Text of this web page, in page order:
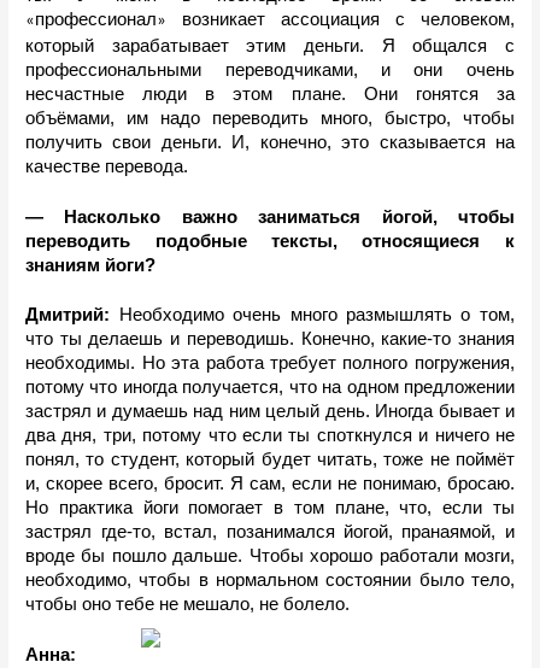
«профессионал»
возникает ассоциация с человеком,
который зарабатывает этим деньги. Я общался с
профессиональными переводчиками, и они очень
несчастные люди в этом плане. Они гонятся за
объёмами, им надо переводить много, быстро, чтобы
получить свои деньги. И, конечно, это сказывается на
качестве перевода.
— Насколько важно заниматься йогой, чтобы
переводить подобные тексты, относящиеся к
знаниям йоги?
Дмитрий:
Необходимо очень много размышлять о том,
что ты делаешь и переводишь. Конечно, какие-то знания
необходимы. Но эта работа требует полного погружения,
потому что иногда получается, что на одном предложении
застрял и думаешь над ним целый день. Иногда бывает и
два дня, три, потому что если ты споткнулся и ничего не
понял, то студент, который будет читать, тоже не поймёт
и, скорее всего, бросит. Я сам, если не понимаю, бросаю.
Но практика йоги помогает в том плане, что, если ты
застрял где-то, встал, позанимался йогой, пранаямой, и
вроде бы пошло дальше. Чтобы хорошо работали мозги,
необходимо, чтобы в нормальном состоянии было тело,
чтобы оно тебе не мешало, не болело.